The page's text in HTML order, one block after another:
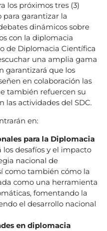
los próximos tres (3)
para garantizar la
dinámicos sobre
con la diplomacia
de Diplomacia Científica
una amplia gama
garantizará que los
en colaboración las
también refuercen su
las actividades del SDC.
en:
para la Diplomacia
los desafíos y el impacto
nacional de
como también cómo la
como una herramienta
fomentando la
el desarrollo nacional
en diplomacia